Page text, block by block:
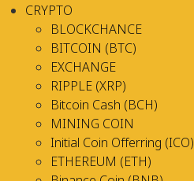
CRYPTO
BLOCKCHANCE
BITCOIN (BTC)
EXCHANGE
RIPPLE (XRP)
Bitcoin Cash (BCH)
MINING COIN
Initial Coin Offerring (ICO)
ETHEREUM (ETH)